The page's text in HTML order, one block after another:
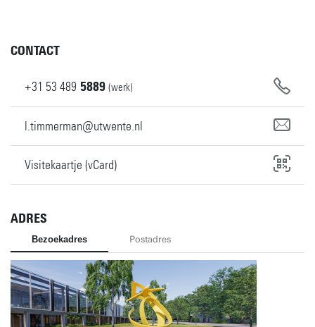
CONTACT
+31 53 489 5889 (werk)
l.timmerman@utwente.nl
Visitekaartje (vCard)
ADRES
Bezoekadres Postadres